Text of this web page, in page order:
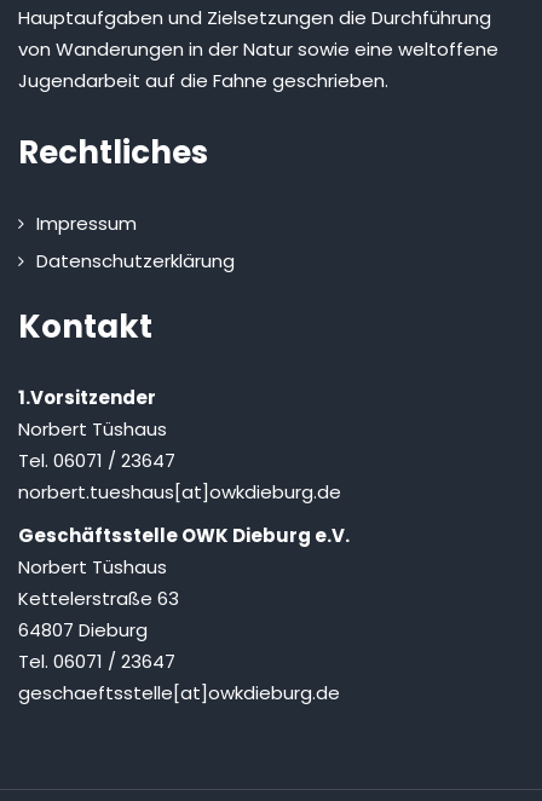
Hauptaufgaben und Zielsetzungen die Durchführung
von Wanderungen in der Natur sowie eine weltoffene
Jugendarbeit auf die Fahne geschrieben.
Rechtliches
Impressum
Datenschutzerklärung
Kontakt
1.Vorsitzender
Norbert Tüshaus
Tel. 06071 / 23647
norbert.tueshaus[at]owkdieburg.de
Geschäftsstelle OWK Dieburg e.V.
Norbert Tüshaus
Kettelerstraße 63
64807 Dieburg
Tel. 06071 / 23647
geschaeftsstelle[at]owkdieburg.de